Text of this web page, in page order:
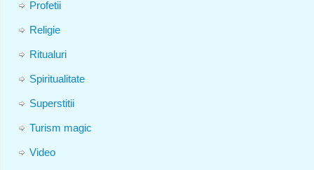
Profetii
Religie
Ritualuri
Spiritualitate
Superstitii
Turism magic
Video